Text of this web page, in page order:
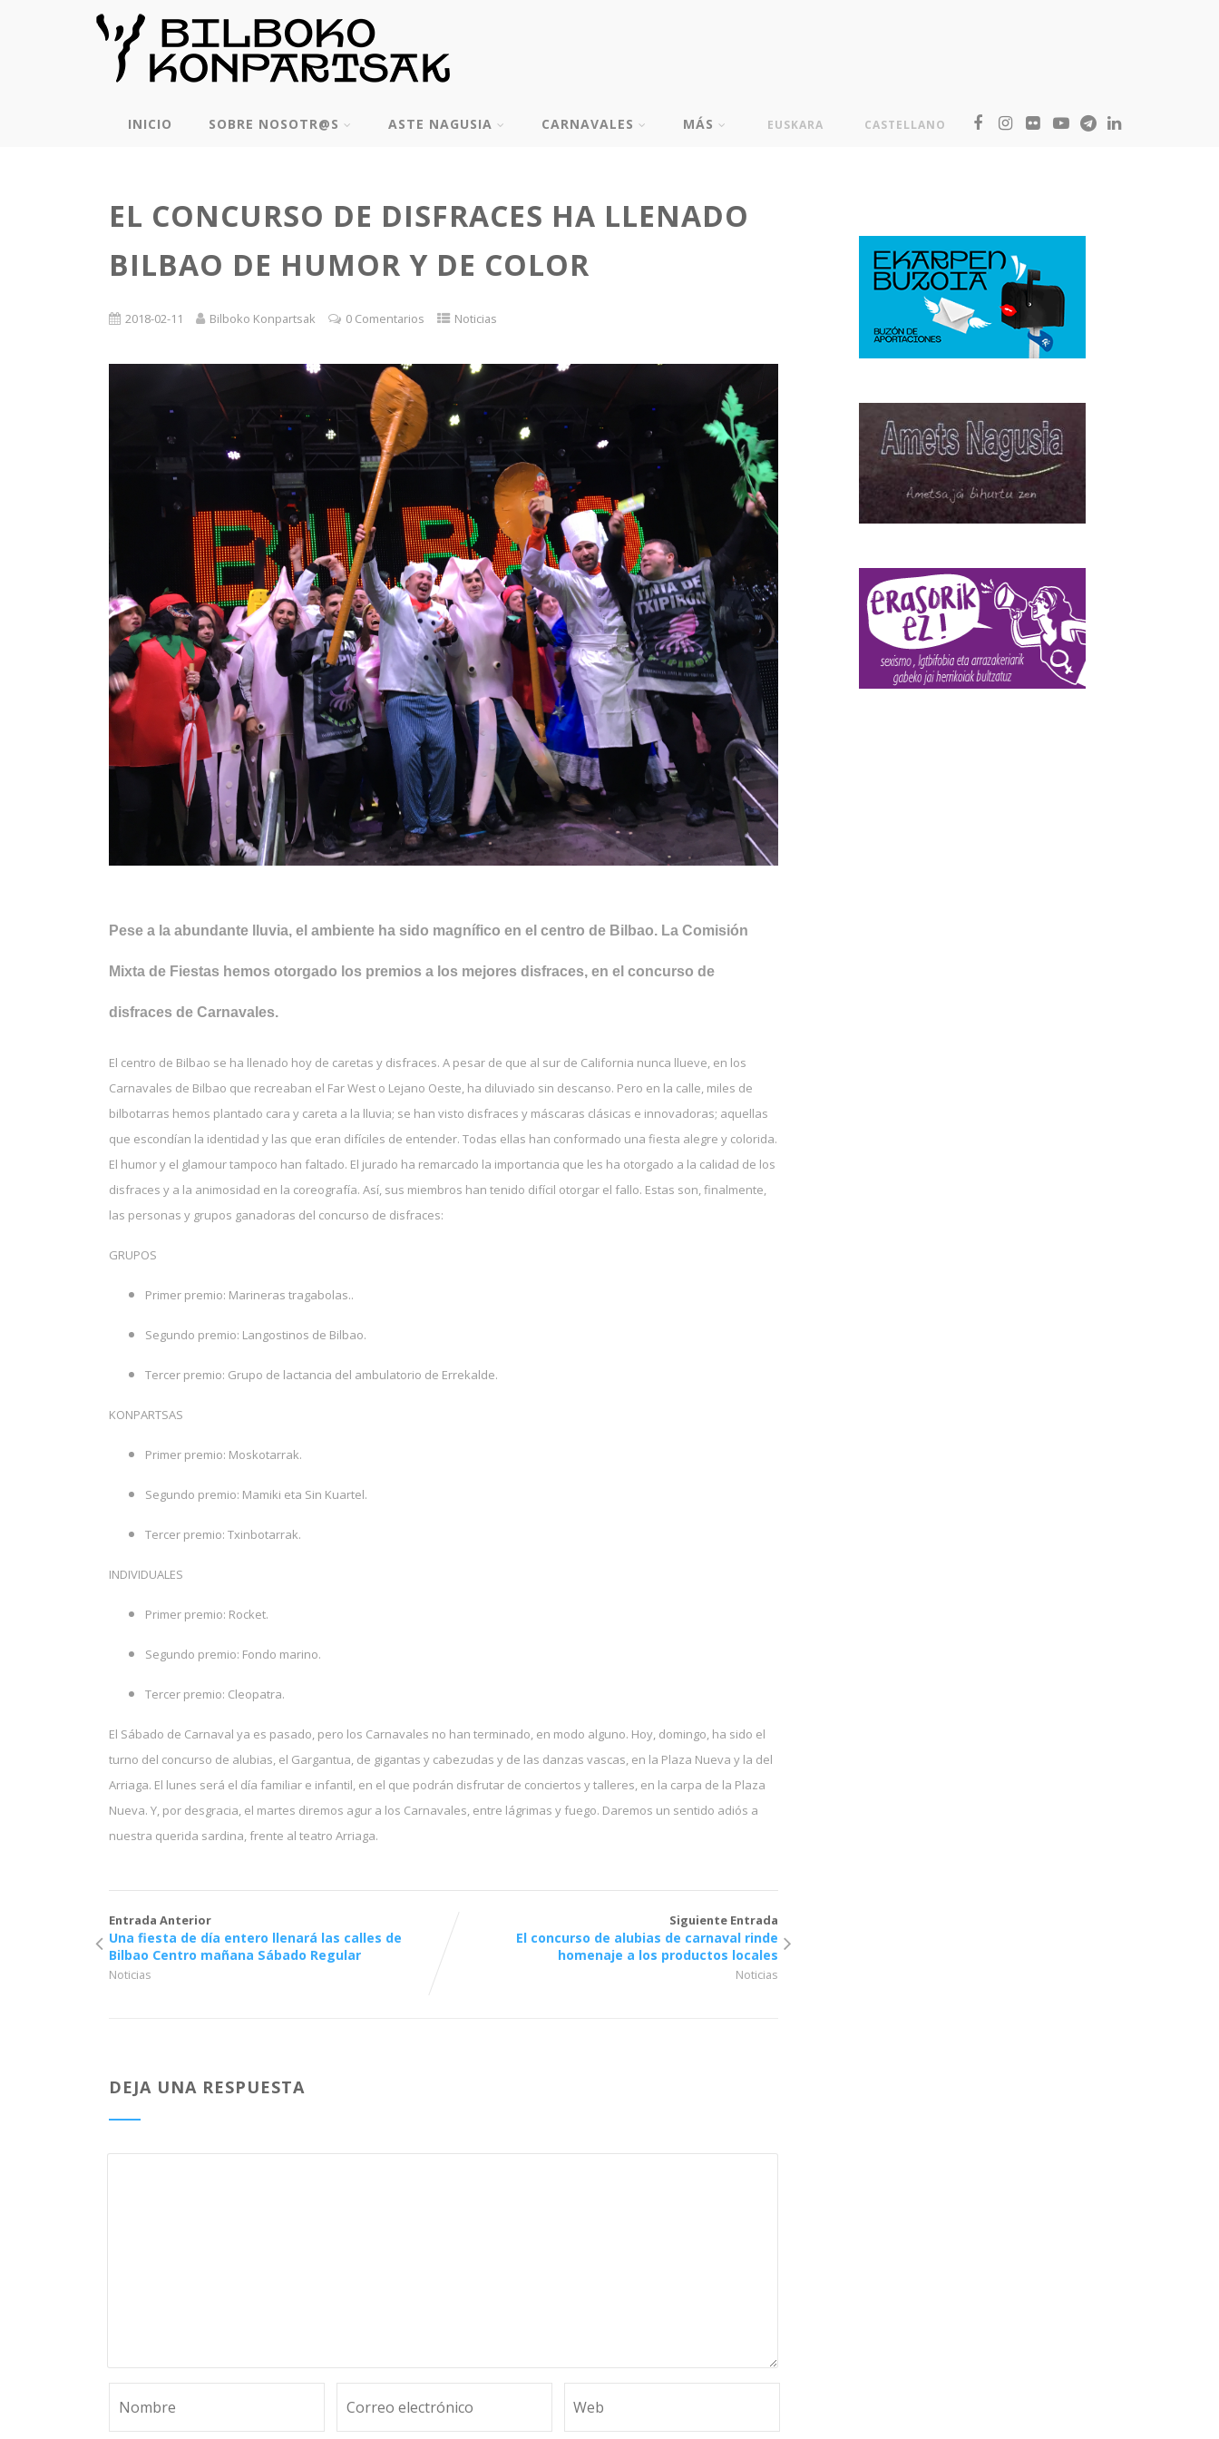
INICIO SOBRE NOSOTR@S ASTE NAGUSIA CARNAVALES MÁS EUSKARA CASTELLANO
EL CONCURSO DE DISFRACES HA LLENADO
BILBAO DE HUMOR Y DE COLOR
2018-02-11 Bilboko Konpartsak 0 Comentarios Noticias
Pese a la abundante lluvia, el ambiente ha sido magnífico en el centro de Bilbao. La Comisión
Mixta de Fiestas hemos otorgado los premios a los mejores disfraces, en el concurso de
disfraces de Carnavales.
El centro de Bilbao se ha llenado hoy de caretas y disfraces. A pesar de que al sur de California nunca llueve, en los
Carnavales de Bilbao que recreaban el Far West o Lejano Oeste, ha diluviado sin descanso. Pero en la calle, miles de
bilbotarras hemos plantado cara y careta a la lluvia; se han visto disfraces y máscaras clásicas e innovadoras; aquellas
que escondían la identidad y las que eran difíciles de entender. Todas ellas han conformado una fiesta alegre y colorida.
El humor y el glamour tampoco han faltado. El jurado ha remarcado la importancia que les ha otorgado a la calidad de los
disfraces y a la animosidad en la coreografía. Así, sus miembros han tenido difícil otorgar el fallo. Estas son, finalmente,
las personas y grupos ganadoras del concurso de disfraces:
GRUPOS
Primer premio: Marineras tragabolas..
Segundo premio: Langostinos de Bilbao.
Tercer premio: Grupo de lactancia del ambulatorio de Errekalde.
KONPARTSAS
Primer premio: Moskotarrak.
Segundo premio: Mamiki eta Sin Kuartel.
Tercer premio: Txinbotarrak.
INDIVIDUALES
Primer premio: Rocket.
Segundo premio: Fondo marino.
Tercer premio: Cleopatra.
El Sábado de Carnaval ya es pasado, pero los Carnavales no han terminado, en modo alguno. Hoy, domingo, ha sido el
turno del concurso de alubias, el Gargantua, de gigantas y cabezudas y de las danzas vascas, en la Plaza Nueva y la del
Arriaga. El lunes será el día familiar e infantil, en el que podrán disfrutar de conciertos y talleres, en la carpa de la Plaza
Nueva. Y, por desgracia, el martes diremos agur a los Carnavales, entre lágrimas y fuego. Daremos un sentido adiós a
nuestra querida sardina, frente al teatro Arriaga.
Entrada Anterior
Una fiesta de día entero llenará las calles de
Bilbao Centro mañana Sábado Regular
Noticias
Siguiente Entrada
El concurso de alubias de carnaval rinde
homenaje a los productos locales
Noticias
DEJA UNA RESPUESTA